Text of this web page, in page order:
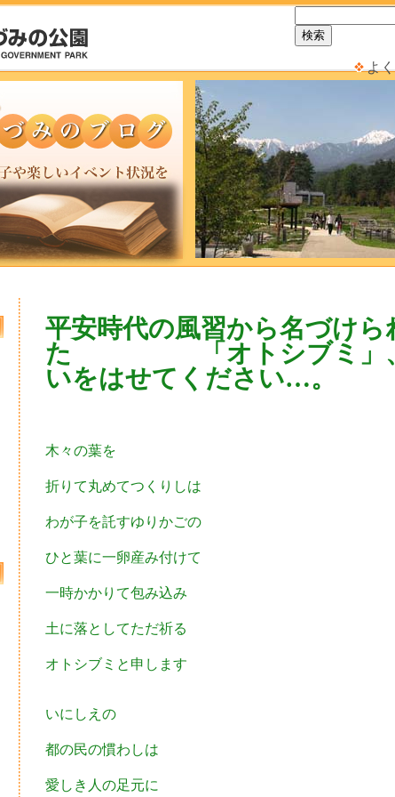
よ
平安時代の風習から名づけら
た 「オトシブミ」
いをはせてください…。
木々の葉を
折りて丸めてつくりしは
わが子を託すゆりかごの
ひと葉に一卵産み付けて
一時かかりて包み込み
土に落としてただ祈る
オトシブミと申します
いにしえの
都の民の慣わしは
愛しき人の足元に